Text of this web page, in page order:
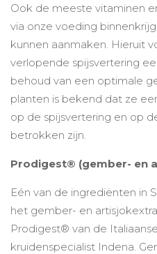
Ook de meeste vitaminen
via onze voeding
kunnen aanmaken. Hieruit
verlopende spijsvertering
behoud van een optimale
planten is bekend dat ze
op de spijsvertering en op
betrokken zijn.
Prodigest® (gember- en
Eén van de ingrediënten in
het gember- en
Prodigest® van de
kruidenspecialist Indena.